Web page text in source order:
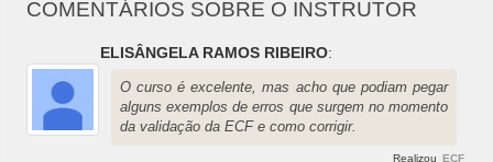
COMENTÁRIOS SOBRE O INSTRUTOR
ELISÂNGELA RAMOS RIBEIRO:
O curso é excelente, mas acho que podiam pegar
alguns exemplos de erros que surgem no momento
da validação da ECF e como corrigir.
Realizou ECF